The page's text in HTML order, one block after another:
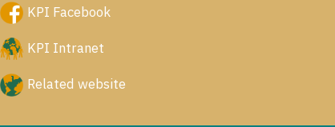
KPI Facebook
KPI Intranet
Related website